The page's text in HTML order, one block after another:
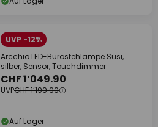
UVP -12%
Arcchio LED-Bürostehlampe Susi,
silber, Sensor, Touchdimmer
CHF 1’049.90
UVPCHF 1’199.90
Auf Lager